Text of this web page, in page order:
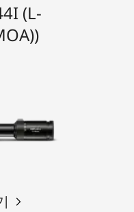
(L-